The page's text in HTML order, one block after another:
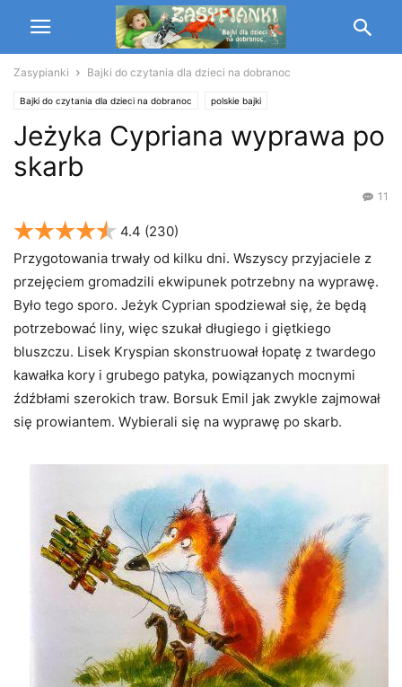
Zasypianki Bajki do czytania dla dzieci na dobranoc
Bajki do czytania dla dzieci na dobranoc polskie bajki
Jeżyka Cypriana wyprawa po
skarb
11
4.4 (230)
Przygotowania trwały od kilku dni. Wszyscy przyjaciele z
przejęciem gromadzili ekwipunek potrzebny na wyprawę.
Było tego sporo. Jeżyk Cyprian spodziewał się, że będą
potrzebować liny, więc szukał długiego i giętkiego
bluszczu. Lisek Kryspian skonstruował łopatę z twardego
kawałka kory i grubego patyka, powiązanych mocnymi
źdźbłami szerokich traw. Borsuk Emil jak zwykle zajmował
się prowiantem. Wybierali się na wyprawę po skarb.